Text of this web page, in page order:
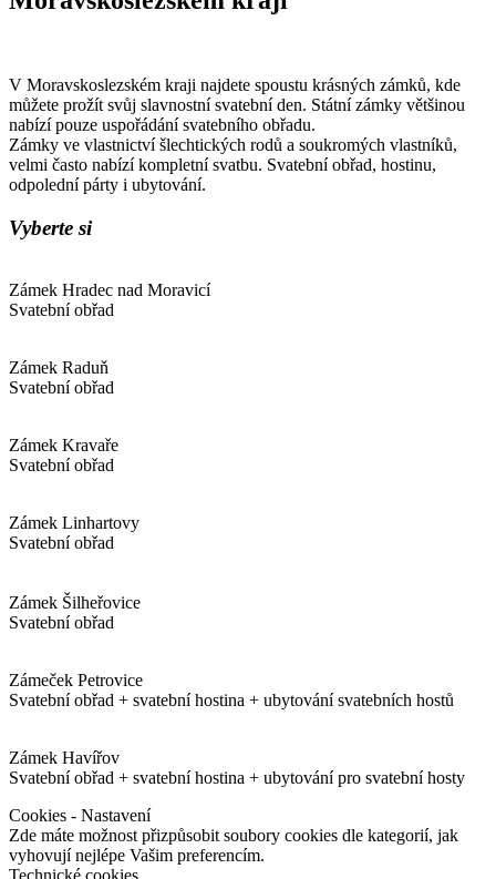
V Moravskoslezském kraji najdete spoustu krásných zámků, kde
můžete prožít svůj slavnostní svatební den. Státní zámky většinou
nabízí pouze uspořádání svatebního obřadu.
Zámky ve vlastnictví šlechtických rodů a soukromých vlastníků,
velmi často nabízí kompletní svatbu. Svatební obřad, hostinu,
odpolední párty i ubytování.
Vyberte si
Zámek Hradec nad Moravicí
Svatební obřad
Zámek Raduň
Svatební obřad
Zámek Kravaře
Svatební obřad
Zámek Linhartovy
Svatební obřad
Zámek Šilheřovice
Svatební obřad
Zámeček Petrovice
Svatební obřad + svatební hostina + ubytování svatebních hostů
Zámek Havířov
Svatební obřad + svatební hostina + ubytování pro svatební hosty
Cookies - Nastavení
Zde máte možnost přizpůsobit soubory cookies dle kategorií, jak
vyhovují nejlépe Vašim preferencím.